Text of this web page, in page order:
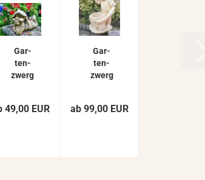
Gar­
ten­
zwerg
Zwerg
49,00 EUR
Gar­
ten­
zwerg
kar­re
ab 99,00 EUR